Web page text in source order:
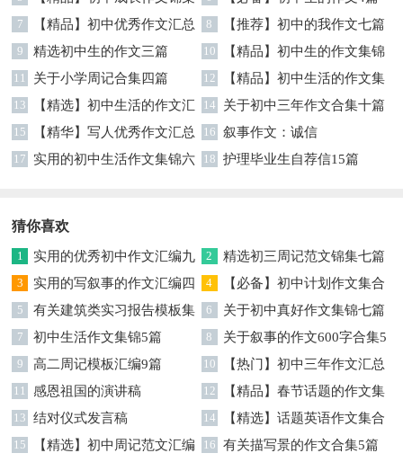
七篇
7
【精品】初中优秀作文汇总
五篇
8 【推荐】初中的我作文七篇
9 精选初中生的作文三篇 10
【精品】初中生的作文集锦
6篇
11 关于小学周记合集四篇 12
【精品】初中生活的作文集
锦十篇
13
【精选】初中生活的作文汇
总十篇
14 关于初中三年作文合集十篇
15
【精华】写人优秀作文汇总
6篇
16 叙事作文：诚信
17
实用的初中生活作文集锦六
18 护理毕业生自荐信15篇
猜你喜欢
1
实用的优秀初中作文汇编九
篇
2 精选初三周记范文锦集七篇
3
实用的写叙事的作文汇编四
篇
4
【必备】初中计划作文集合
五篇
5
有关建筑类实习报告模板集
锦九篇
6 关于初中真好作文集锦七篇
7 初中生活作文集锦5篇 8
关于叙事的作文600字合集5
篇
9 高二周记模板汇编9篇 10
【热门】初中三年作文汇总
十篇
11 感恩祖国的演讲稿 12
【精品】春节话题的作文集
锦8篇
13 结对仪式发言稿 14
【精选】话题英语作文集合
7篇
15
【精选】初中周记范文汇编
16 有关描写景的作文合集5篇